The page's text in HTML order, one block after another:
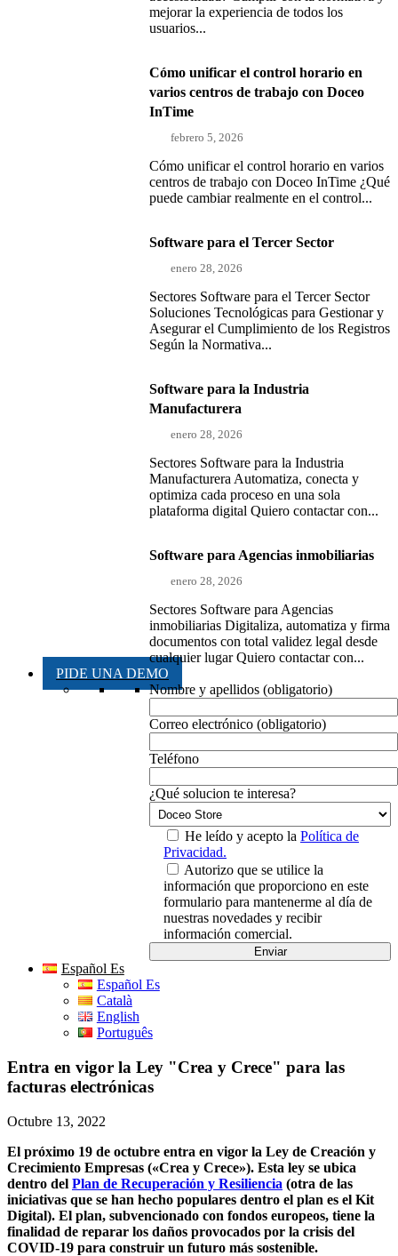
mejorar la experiencia de todos los
usuarios...
Cómo unificar el control horario en
varios centros de trabajo con Doceo
InTime
febrero 5, 2026
Cómo unificar el control horario en varios
centros de trabajo con Doceo InTime ¿Qué
puede cambiar realmente en el control...
Software para el Tercer Sector
enero 28, 2026
Sectores Software para el Tercer Sector
Soluciones Tecnológicas para Gestionar y
Asegurar el Cumplimiento de los Registros
Según la Normativa...
Software para la Industria
Manufacturera
enero 28, 2026
Sectores Software para la Industria
Manufacturera Automatiza, conecta y
optimiza cada proceso en una sola
plataforma digital Quiero contactar con...
Software para Agencias inmobiliarias
enero 28, 2026
Sectores Software para Agencias
inmobiliarias Digitaliza, automatiza y firma
documentos con total validez legal desde
cualquier lugar Quiero contactar con...
PIDE UNA DEMO
Nombre y apellidos (obligatorio)
Correo electrónico (obligatorio)
Teléfono
¿Qué solucion te interesa?
He leído y acepto la Política de
Privacidad.
Autorizo que se utilice la
información que proporciono en este
formulario para mantenerme al día de
nuestras novedades y recibir
información comercial.
Español Es
Español Es
Català
English
Português
Entra en vigor la Ley "Crea y Crece" para las
facturas electrónicas
Octubre 13, 2022
El próximo 19 de octubre entra en vigor la Ley de Creación y
Crecimiento Empresas («Crea y Crece»). Esta ley se ubica
dentro del Plan de Recuperación y Resiliencia (otra de las
iniciativas que se han hecho populares dentro el plan es el Kit
Digital). El plan, subvencionado con fondos europeos, tiene la
finalidad de reparar los daños provocados por la crisis del
COVID-19 para construir un futuro más sostenible.